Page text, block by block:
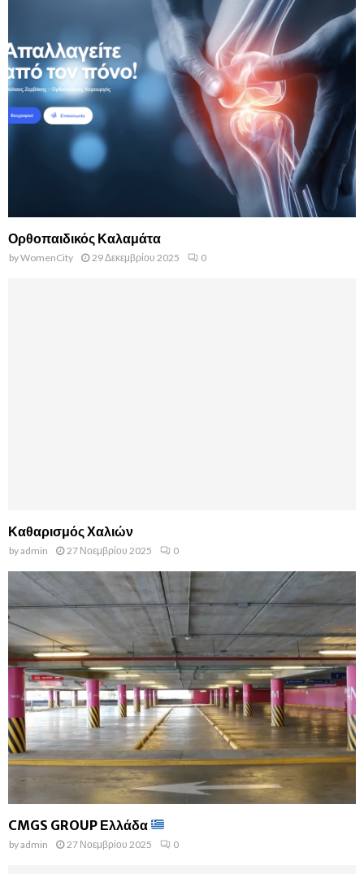
Ορθοπαιδικός Καλαμάτα
byWomenCity 29 Δεκεμβρίου 2025 0
Καθαρισμός Χαλιών
byadmin 27 Νοεμβρίου 2025 0
CMGS GROUP Ελλάδα
byadmin 27 Νοεμβρίου 2025 0